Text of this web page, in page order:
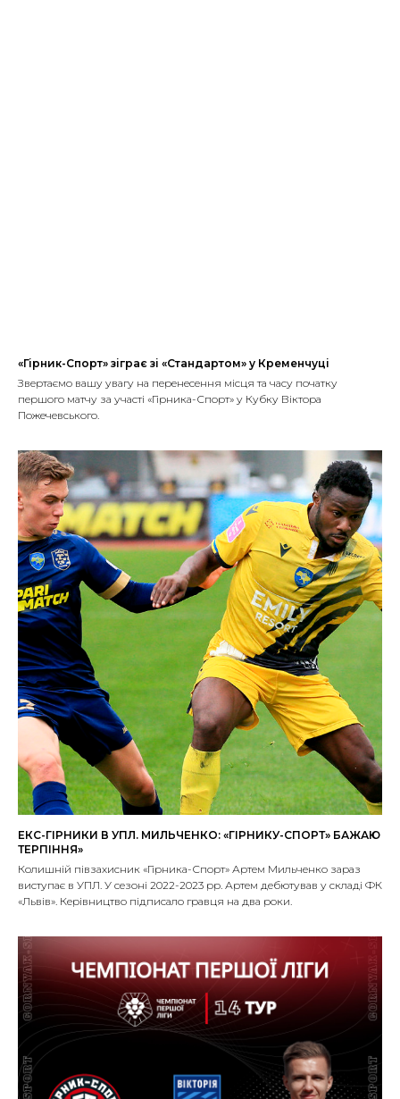
«Гірник-Спорт» зіграє зі «Стандартом» у Кременчуці
Звертаємо вашу увагу на перенесення місця та часу початку
першого матчу за участі «Гірника-Спорт» у Кубку Віктора
Пожечевського.
ЕКС-ГІРНИКИ В УПЛ. МИЛЬЧЕНКО: «ГІРНИКУ-СПОРТ» БАЖАЮ
ТЕРПІННЯ»
Колишній півзахисник «Гірника-Спорт» Артем Мильченко зараз
виступає в УПЛ. У сезоні 2022-2023 рр. Артем дебютував у складі ФК
«Львів». Керівництво підписало гравця на два роки.